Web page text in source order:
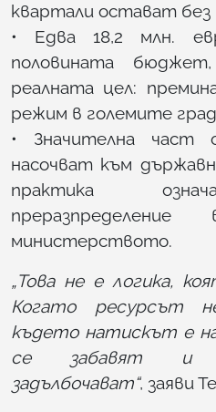
квартали остават без
• Едва 18,2 млн.
половината
реалната цел:
режим в големите
• Значителна част
насочват към
практика
министерството.
„Това не е логика,
Когато ресурсът
където натискът е
се забавят и
задълбочават“, заяви